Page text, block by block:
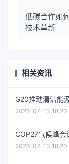
低碳合作如
技术革新
相关资讯
G20推动清洁能
2026-07-13 18:20
COP27气候峰
2026-07-13 18:20